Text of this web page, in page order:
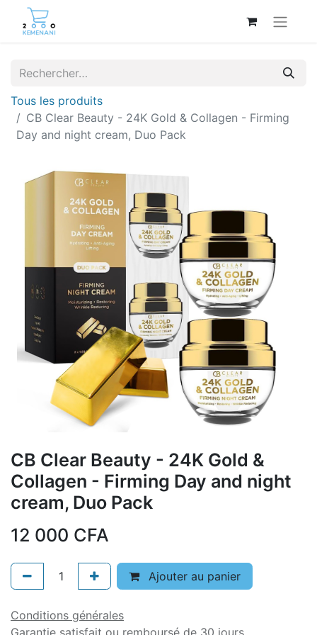
Tous les produits
CB Clear Beauty - 24K Gold & Collagen - Firming
Day and night cream, Duo Pack
CB Clear Beauty - 24K Gold &
Collagen - Firming Day and night
cream, Duo Pack
12 000 CFA
Ajouter au panier
Conditions générales
Garantie satisfait ou remboursé de 30 jours